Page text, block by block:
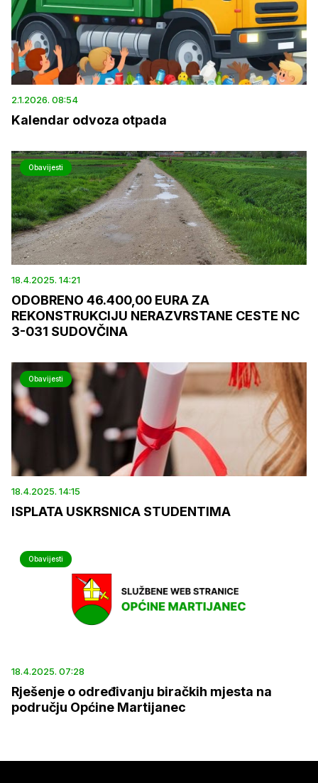
2.1.2026. 08:54
Kalendar odvoza otpada
Obavijesti
18.4.2025. 14:21
ODOBRENO 46.400,00 EURA ZA
REKONSTRUKCIJU NERAZVRSTANE CESTE NC
3-031 SUDOVČINA
Obavijesti
18.4.2025. 14:15
ISPLATA USKRSNICA STUDENTIMA
Obavijesti
18.4.2025. 07:28
Rješenje o određivanju biračkih mjesta na
području Općine Martijanec